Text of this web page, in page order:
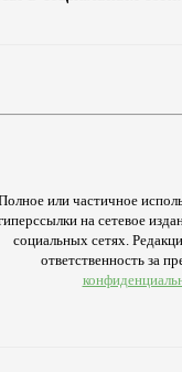
или частичное
на сетевое
социальных сетях.
ответственность за